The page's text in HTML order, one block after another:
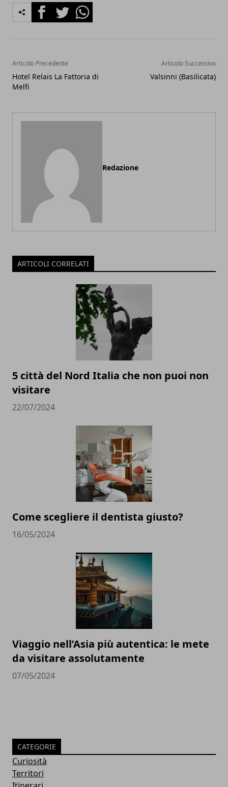
FacebookTwitterWhatsapp
Articolo Precedente
Hotel Relais La Fattoria di
Melfi
Articolo Successivo
Valsinni (Basilicata)
Redazione
ARTICOLI CORRELATI
5 città del Nord Italia che non puoi non
visitare
22/07/2024
Come scegliere il dentista giusto?
16/05/2024
Viaggio nell’Asia più autentica: le mete
da visitare assolutamente
07/05/2024
CATEGORIE
Curiosità
Territori